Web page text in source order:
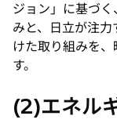
ジョン」に基づ
みと、日立が注
けた取り組みを
す。
(2)エネル